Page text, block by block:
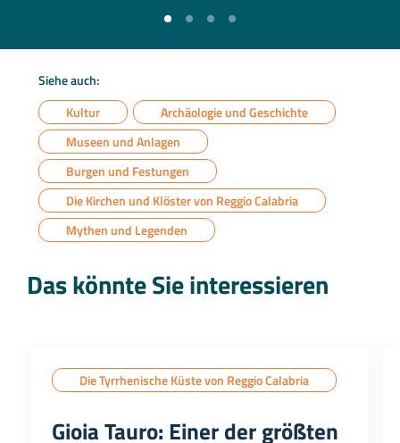
Siehe auch:
Kultur
Archäologie und Geschichte
Museen und Anlagen
Burgen und Festungen
Die Kirchen und Klöster von Reggio Calabria
Mythen und Legenden
Das könnte Sie interessieren
Die Tyrrhenische Küste von Reggio Calabria
Gioia Tauro: Einer der größten